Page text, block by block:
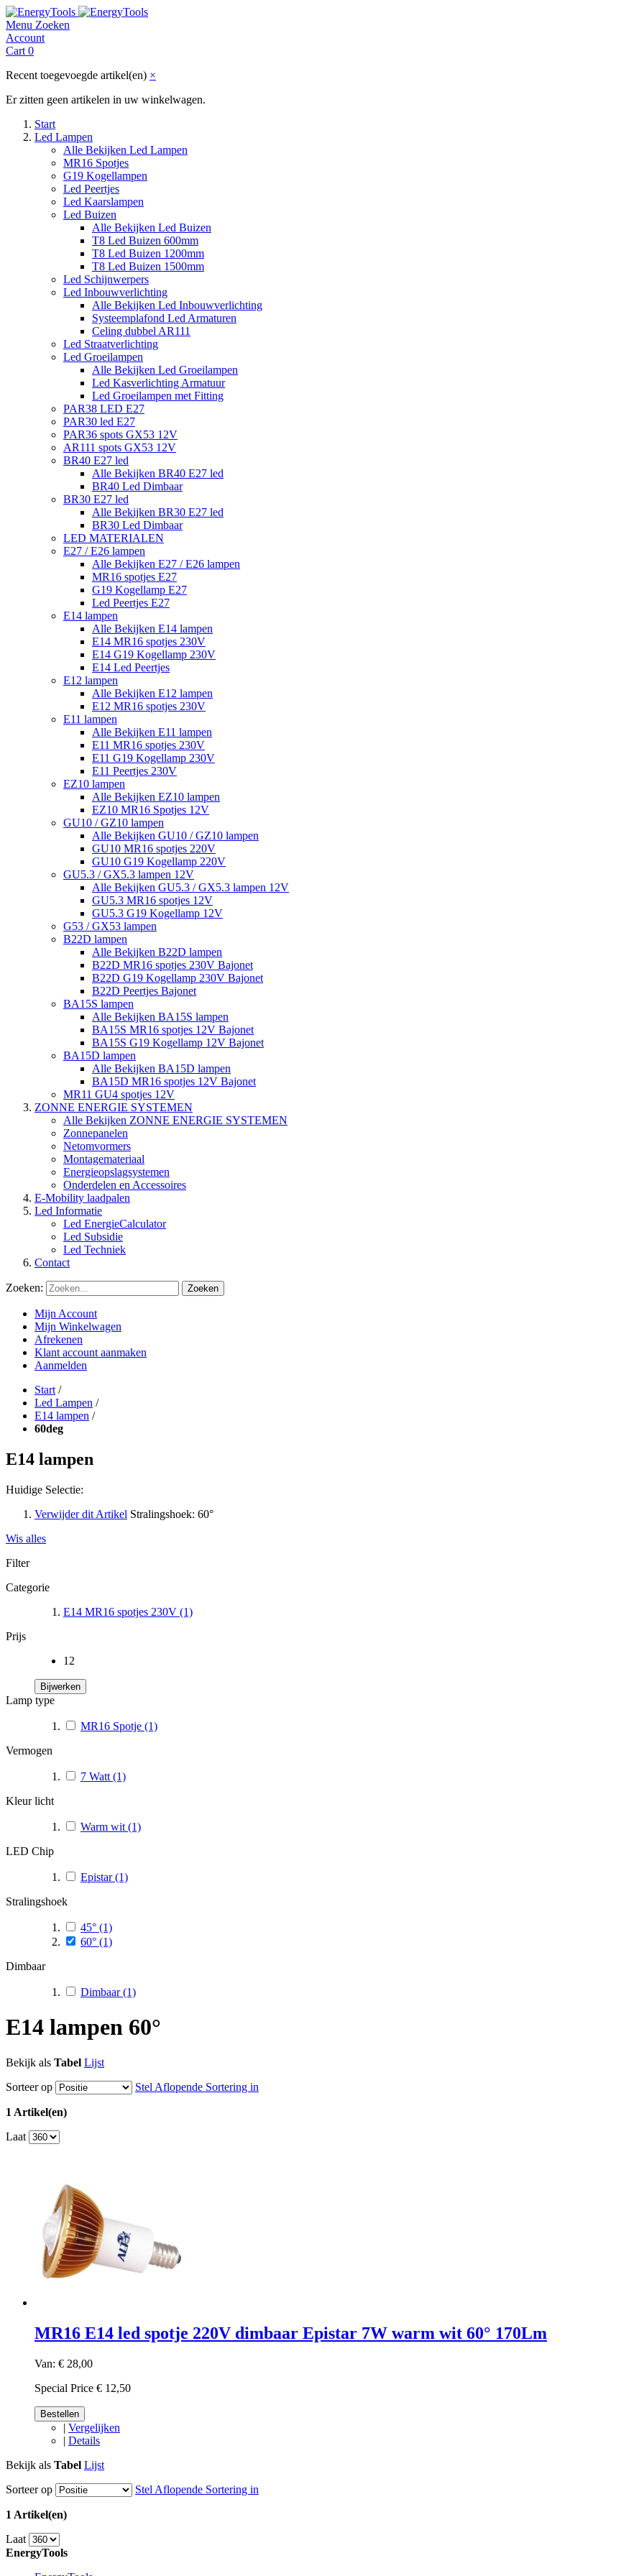
Menu Zoeken
Account
Cart 0
Recent toegevoegde artikel(en) ×
Er zitten geen artikelen in uw winkelwagen.
Start
Led Lampen
Alle Bekijken Led Lampen
MR16 Spotjes
G19 Kogellampen
Led Peertjes
Led Kaarslampen
Led Buizen
Alle Bekijken Led Buizen
T8 Led Buizen 600mm
T8 Led Buizen 1200mm
T8 Led Buizen 1500mm
Led Schijnwerpers
Led Inbouwverlichting
Alle Bekijken Led Inbouwverlichting
Systeemplafond Led Armaturen
Celing dubbel AR111
Led Straatverlichting
Led Groeilampen
Alle Bekijken Led Groeilampen
Led Kasverlichting Armatuur
Led Groeilampen met Fitting
PAR38 LED E27
PAR30 led E27
PAR36 spots GX53 12V
AR111 spots GX53 12V
BR40 E27 led
Alle Bekijken BR40 E27 led
BR40 Led Dimbaar
BR30 E27 led
Alle Bekijken BR30 E27 led
BR30 Led Dimbaar
LED MATERIALEN
E27 / E26 lampen
Alle Bekijken E27 / E26 lampen
MR16 spotjes E27
G19 Kogellamp E27
Led Peertjes E27
E14 lampen
Alle Bekijken E14 lampen
E14 MR16 spotjes 230V
E14 G19 Kogellamp 230V
E14 Led Peertjes
E12 lampen
Alle Bekijken E12 lampen
E12 MR16 spotjes 230V
E11 lampen
Alle Bekijken E11 lampen
E11 MR16 spotjes 230V
E11 G19 Kogellamp 230V
E11 Peertjes 230V
EZ10 lampen
Alle Bekijken EZ10 lampen
EZ10 MR16 Spotjes 12V
GU10 / GZ10 lampen
Alle Bekijken GU10 / GZ10 lampen
GU10 MR16 spotjes 220V
GU10 G19 Kogellamp 220V
GU5.3 / GX5.3 lampen 12V
Alle Bekijken GU5.3 / GX5.3 lampen 12V
GU5.3 MR16 spotjes 12V
GU5.3 G19 Kogellamp 12V
G53 / GX53 lampen
B22D lampen
Alle Bekijken B22D lampen
B22D MR16 spotjes 230V Bajonet
B22D G19 Kogellamp 230V Bajonet
B22D Peertjes Bajonet
BA15S lampen
Alle Bekijken BA15S lampen
BA15S MR16 spotjes 12V Bajonet
BA15S G19 Kogellamp 12V Bajonet
BA15D lampen
Alle Bekijken BA15D lampen
BA15D MR16 spotjes 12V Bajonet
MR11 GU4 spotjes 12V
ZONNE ENERGIE SYSTEMEN
Alle Bekijken ZONNE ENERGIE SYSTEMEN
Zonnepanelen
Netomvormers
Montagemateriaal
Energieopslagsystemen
Onderdelen en Accessoires
E-Mobility laadpalen
Led Informatie
Led EnergieCalculator
Led Subsidie
Led Techniek
Contact
Zoeken: Zoeken
Mijn Account
Mijn Winkelwagen
Afrekenen
Klant account aanmaken
Aanmelden
Start /
Led Lampen /
E14 lampen /
60deg
E14 lampen
Huidige Selectie:
Verwijder dit Artikel Stralingshoek: 60°
Wis alles
Filter
Categorie
E14 MR16 spotjes 230V (1)
Prijs
12
Bijwerken
Lamp type
MR16 Spotje (1)
Vermogen
7 Watt (1)
Kleur licht
Warm wit (1)
LED Chip
Epistar(1)
Stralingshoek
45° (1)
60° (1)
Dimbaar
Dimbaar(1)
E14 lampen 60°
Bekijk als Tabel Lijst
Sorteer op
Stel Aflopende Sortering in
1 Artikel(en)
Laat
MR16 E14 led spotje 220V dimbaar Epistar 7W warm wit 60° 170Lm
Van: € 28,00
Special Price € 12,50
Bestellen
| Vergelijken
| Details
Bekijk als Tabel Lijst
Sorteer op
Stel Aflopende Sortering in
1 Artikel(en)
Laat
EnergyTools